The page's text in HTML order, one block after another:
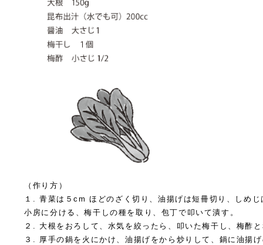
（作り方）
１. 青菜は５cm ほどのざく切り、油揚げは短冊切り、しめ
小房に分ける、梅干しの種を取り、包丁で叩いて潰す。
２. 大根をおろして、水気を絞ったら、叩いた梅干し、梅酢
３. 厚手の鍋を火にかけ、油揚げをから炒りして、鍋に油揚